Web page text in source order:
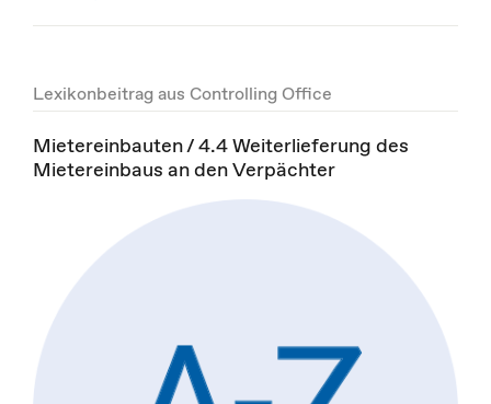
Lexikonbeitrag aus Controlling Office
Mietereinbauten / 4.4 Weiterlieferung des
Mietereinbaus an den Verpächter